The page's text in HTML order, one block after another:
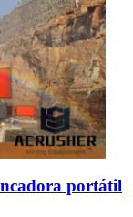
portátil